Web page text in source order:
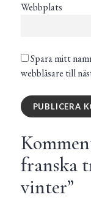
Webbplats
Spara mitt
webbläsare till
franska
vinter”